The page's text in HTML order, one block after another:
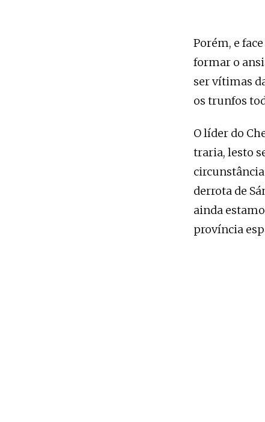
Porém, e
formar o
ser vítimas
os trunfos
O líder do
traria, lesto
derrota de
ainda
província